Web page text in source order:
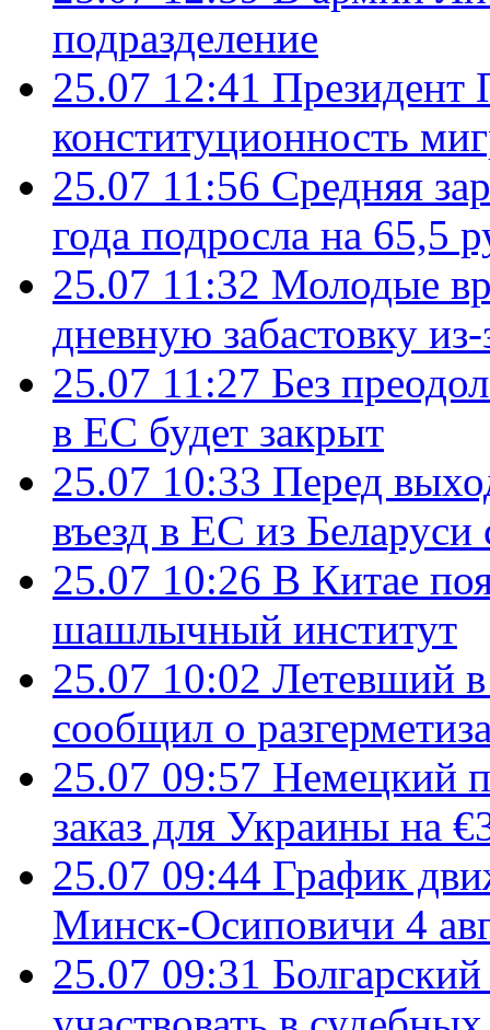
подразделение
25.07 12:41 Президент
конституционность
25.07 11:56 Средняя
года подросла на 65,5
25.07 11:32 Молодые
дневную забастовку
25.07 11:27 Без
в ЕС будет закрыт
25.07 10:33 Перед
въезд в ЕС из Беларуси
25.07 10:26 В Китае
шашлычный институт
25.07 10:02 Летевший
сообщил о
25.07 09:57 Немецкий
заказ для Украины на
25.07 09:44 График
Минск-Осиповичи 4
25.07 09:31